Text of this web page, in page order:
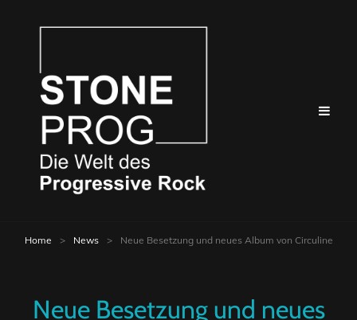
Home > News > Neue Besetzung und neues Album von Circuline
Neue Besetzung und neues